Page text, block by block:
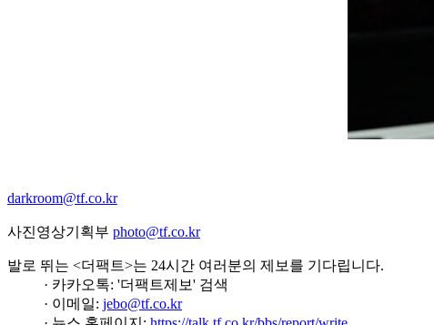
darkroom@tf.co.kr
사진영상기획부 photo@tf.co.kr
발로 뛰는 <더팩트>는 24시간 여러분의 제보를 기다립니다.
· 카카오톡: '더팩트제보' 검색
· 이메일: jebo@tf.co.kr